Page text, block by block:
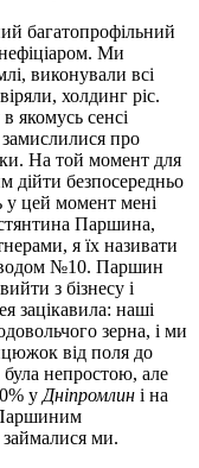
багатопрофільний
Ми
виконували всі
холдинг ріс.
якомусь сенсі
про
На той момент для
дійти безпосередньо
у цей момент мені
Паршина,
я їх називати
№10. Паршин
з бізнесу і
зацікавила: наші
зерна, і ми
від поля до
непростою, але
у Дніпромлин і на
ми.